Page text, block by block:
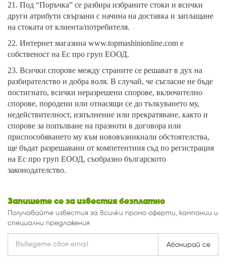
21. Под “Поръчка” се разбира избраните стоки и всички
други атрибути свързани с начина на доставка и заплащане
на стоката от клиента/потребителя.
22. Интернет магазина www.topmashinionline.com е
собственост на Ес про груп ЕООД.
23. Всички спорове между страните се решават в дух на
разбирателство и добра воля. В случай, че съгласие не бъде
постигнато, всички неразрешени спорове, включително
спорове, породени или отнасящи се до тълкуването му,
недействителност, изпълнение или прекратяване, както и
спорове за попълване на празноти в договора или
приспособяването му към нововъзникнали обстоятелства,
ще бъдат разрешавани от компетентния съд по регистрация
на Ес про груп ЕООД, съобразно българското
законодателство.
Запишете се за известия безплатно
Получавайте известия за всички промо оферти, кампании и
специални предложения
Абонирай се